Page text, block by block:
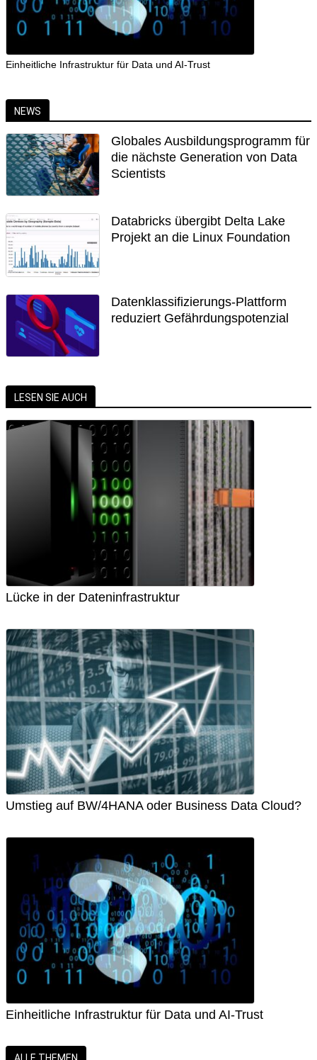
Einheitliche Infrastruktur für Data und AI-Trust
NEWS
Globales Ausbildungsprogramm für
die nächste Generation von Data
Scientists
Databricks übergibt Delta Lake
Projekt an die Linux Foundation
Datenklassifizierungs-Plattform
reduziert Gefährdungspotenzial
LESEN SIE AUCH
Lücke in der Dateninfrastruktur
Umstieg auf BW/4HANA oder Business Data Cloud?
Einheitliche Infrastruktur für Data und AI-Trust